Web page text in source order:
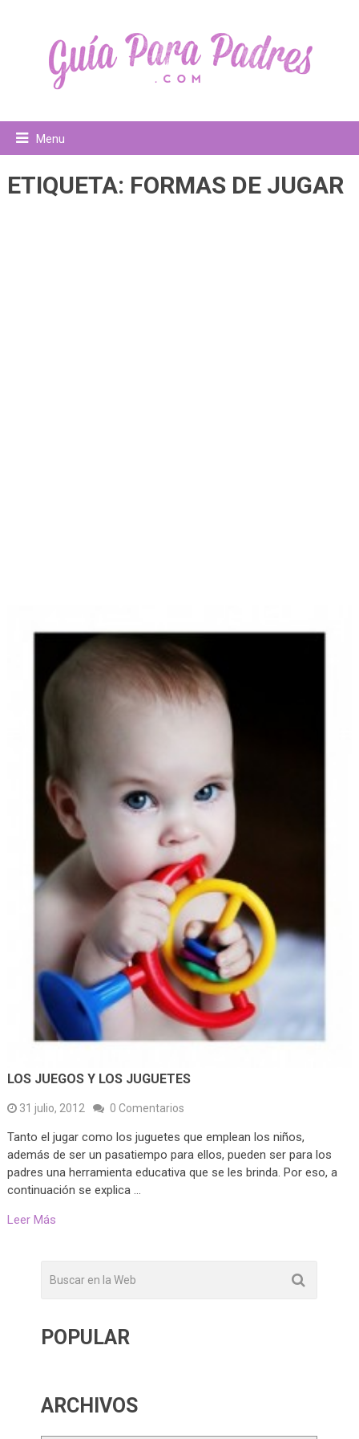
Menu
ETIQUETA: FORMAS DE JUGAR
LOS JUEGOS Y LOS JUGUETES
31 julio, 2012 0 Comentarios
Tanto el jugar como los juguetes que emplean los niños,
además de ser un pasatiempo para ellos, pueden ser para los
padres una herramienta educativa que se les brinda. Por eso, a
continuación se explica …
Leer Más
POPULAR
ARCHIVOS